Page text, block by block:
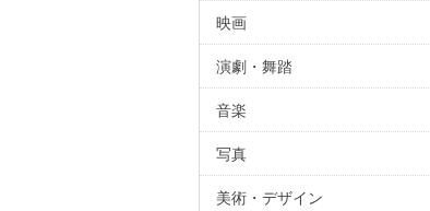
映画
演劇・舞踏
音楽
写真
美術・デザイン